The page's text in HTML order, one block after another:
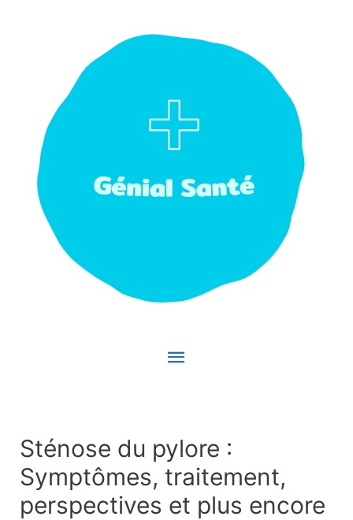
Menu
Sténose du pylore :
Symptômes, traitement,
perspectives et plus encore